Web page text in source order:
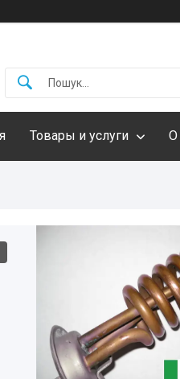
Товары и услуги О